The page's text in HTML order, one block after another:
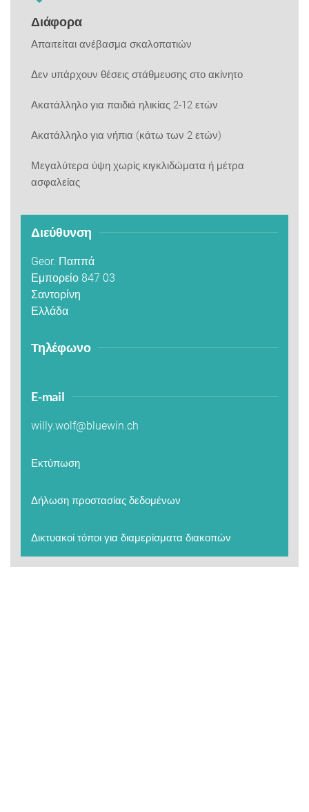
Διάφορα
Απαιτείται ανέβασμα σκαλοπατιών
Δεν υπάρχουν θέσεις στάθμευσης στο ακίνητο
Ακατάλληλο για παιδιά ηλικίας 2-12 ετών
Ακατάλληλο για νήπια (κάτω των 2 ετών)
Μεγαλύτερα ύψη χωρίς κιγκλιδώματα ή μέτρα
ασφαλείας
Διεύθυνση
Geor. Παππά
Εμπορείο 847 03
Σαντορίνη
Ελλάδα
Τηλέφωνο
E-mail
willy.wolf@bluewin.ch
Εκτύπωση
Δήλωση προστασίας δεδομένων
Δικτυακοί τόποι για διαμερίσματα διακοπών